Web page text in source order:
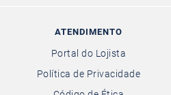
ATENDIMENTO
Portal do Lojista
Política de Privacidade